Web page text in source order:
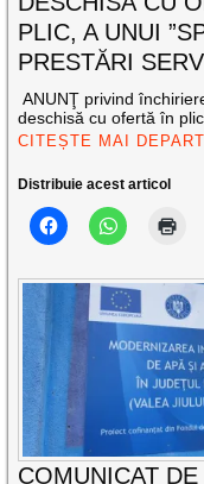
PLIC, A UNUI
PRESTĂRI
ANUNŢ privind
deschisă cu ofertă în
CITEȘTE MAI
Distribuie acest articol
COMUNICAT